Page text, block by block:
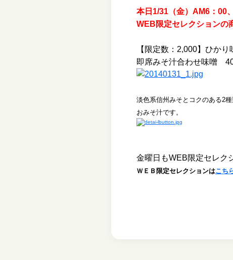
本日1/31（金）AM6：00、
WEB限定セレクションの
【限定数：2,000】 ひかり
即席みそ汁合わせ味噌
淡色系信州みそとコクのある2
おみそ汁です。
金曜日もWEB限定セレク
ＷＥＢ限定セレクションはこち